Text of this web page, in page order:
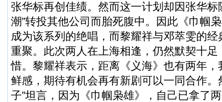
张华标再创佳绩。然而这一计划却因张华标
潮”转投其他公司而胎死腹中。因此《巾帼
成为该系列的绝唱，而黎耀祥与邓萃雯的
重聚。此次两人在上海相逢，仍然默契十
惜。黎耀祥表示，距离《义海》也有两年
鲜感，期待有机会再有新剧可以一同合作。
子”坦言，因为《巾帼枭雄》，自己已拿了